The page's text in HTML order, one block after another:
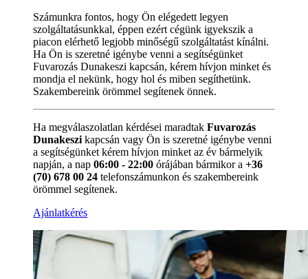
Számunkra fontos, hogy Ön elégedett legyen
szolgáltatásunkkal, éppen ezért cégünk igyekszik a
piacon elérhető legjobb minőségű szolgáltatást kínálni.
Ha Ön is szeretné igénybe venni a segítségünket
Fuvarozás Dunakeszi kapcsán, kérem hívjon minket és
mondja el nekünk, hogy hol és miben segíthetünk.
Szakembereink örömmel segítenek önnek.
Ha megválaszolatlan kérdései maradtak Fuvarozás
Dunakeszi kapcsán vagy Ön is szeretné igénybe venni
a segítségünket kérem hívjon minket az év bármelyik
napján, a nap 06:00 - 22:00 órájában bármikor a +36
(70) 678 00 24 telefonszámunkon és szakembereink
örömmel segítenek.
Ajánlatkérés